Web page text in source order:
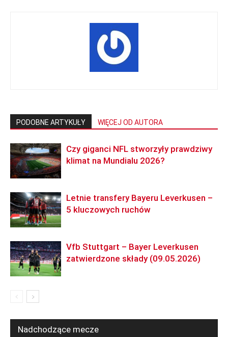
PODOBNE ARTYKUŁY WIĘCEJ OD AUTORA
Czy giganci NFL stworzyły prawdziwy
klimat na Mundialu 2026?
Letnie transfery Bayeru Leverkusen –
5 kluczowych ruchów
Vfb Stuttgart – Bayer Leverkusen
zatwierdzone składy (09.05.2026)
Nadchodzące mecze